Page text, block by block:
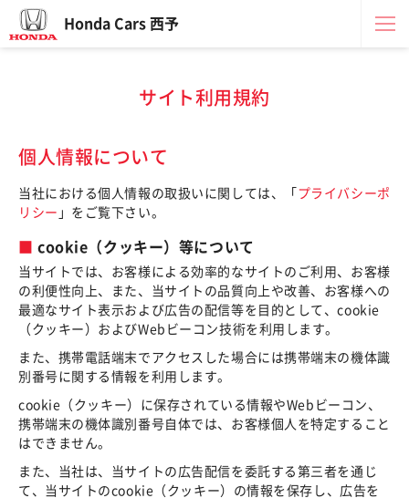
Honda Cars 西予
サイト利用規約
個人情報について
当社における個人情報の取扱いに関しては、「 プライバシーポ
リシー 」をご覧下さい。
cookie（クッキー）等について
当サイトでは、お客様による効率的なサイトのご利用、お客様
の利便性向上、また、当サイトの品質向上や改善、お客様への
最適なサイト表示および広告の配信等を目的として、cookie
（クッキー）およびWebビーコン技術を利用します。
また、携帯電話端末でアクセスした場合には携帯端末の機体識
別番号に関する情報を利用します。
cookie（クッキー）に保存されている情報やWebビーコン、
携帯端末の機体識別番号自体では、お客様個人を特定すること
はできません。
また、当社は、当サイトの広告配信を委託する第三者を通じ
て、当サイトのcookie（クッキー）の情報を保存し、広告を